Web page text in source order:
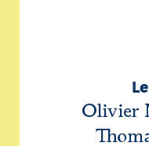
Olivier